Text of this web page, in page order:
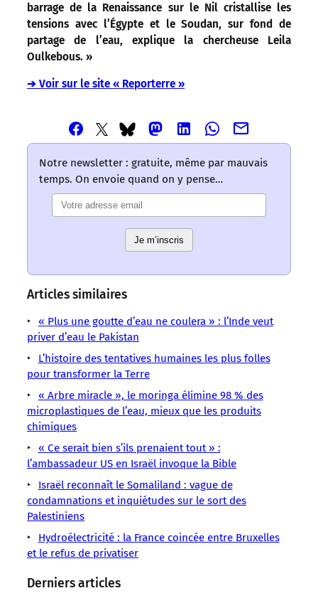
barrage de la Renaissance sur le Nil cristallise les
tensions avec l’Égypte et le Soudan, sur fond de
partage de l’eau, explique la chercheuse Leila
Oulkebous. »
➔ Voir sur le site « Reporterre »
Partager
cet
article
–
Les
sens
/
LMOUS
–
Barrage
Égypte
Nil
« Symbole
Partager
cet
article
via
Twitter
–
un
sens
LMOUS
–
de
développement
pour
l’Éthiopie,
barrage
Partager
cet
article
via
Bluesky
–
Les
mots
un
sens
LMOUS
–
de
la
Renaissance
sur
cristallise
Partager
cet
article
via
Mastodon
Les
mots
ont
LMOUS
les
l’Égypte
et
Soudan,
Partager
cet
article
Linkedin
Les
mots
ont
LMOUS
sur
partage
de
explique
la
Partager
cet
via
Les
LMOUS
Partager
cet
article
Les
LMOUS
Notre newsletter : gratuite, même par mauvais
temps. On envoie quand on y pense…
Je m’inscris
Articles similaires
« Plus une goutte d’eau ne coulera » : l’Inde veut
priver d’eau le Pakistan
L’histoire des tentatives humaines les plus folles
pour transformer la Terre
« Arbre miracle », le moringa élimine 98 % des
microplastiques de l’eau, mieux que les produits
chimiques
« Ce serait bien s’ils prenaient tout » :
l’ambassadeur US en Israël invoque la Bible
Israël reconnaît le Somaliland : vague de
condamnations et inquiétudes sur le sort des
Palestiniens
Hydroélectricité : la France coincée entre Bruxelles
et le refus de privatiser
Derniers articles